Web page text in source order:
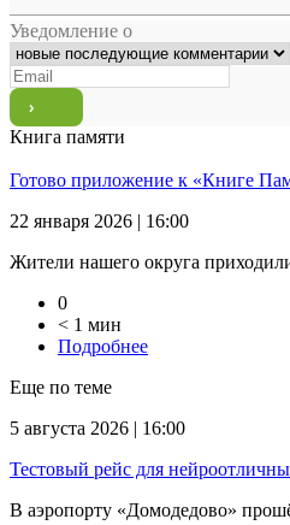
Уведомление о
Книга памяти
Готово приложение к «Книге
22 января 2026 | 16:00
Жители нашего округа
0
< 1 мин
Подробнее
Еще по теме
5 августа 2026 | 16:00
Тестовый рейс для
В аэропорту «Домодедово»